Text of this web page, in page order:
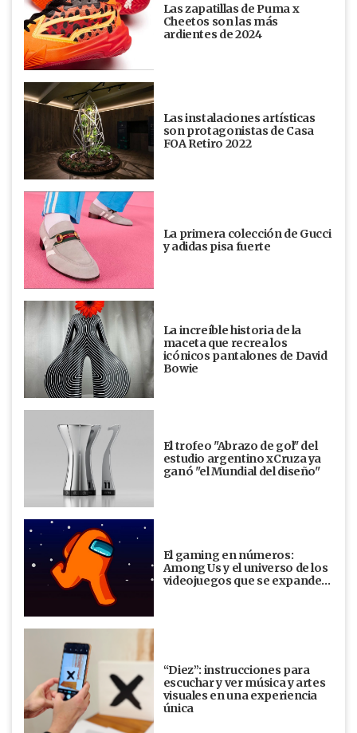
Las zapatillas de Puma x
Cheetos son las más
ardientes de 2024
Las instalaciones artísticas
son protagonistas de Casa
FOA Retiro 2022
La primera colección de Gucci
y adidas pisa fuerte
La increíble historia de la
maceta que recrea los
icónicos pantalones de David
Bowie
El trofeo "Abrazo de gol" del
estudio argentino xCruza ya
ganó "el Mundial del diseño"
El gaming en números:
Among Us y el universo de los
videojuegos que se expande…
“Diez”: instrucciones para
escuchar y ver música y artes
visuales en una experiencia
única